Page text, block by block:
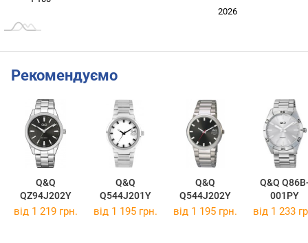
2026
Рекомендуємо
Q&Q
QZ94J202Y
Q&Q
Q544J201Y
Q&Q
Q544J202Y
Q&Q
001PY
від 1 219 грн. від 1 195 грн. від 1 195 грн. від 1 233